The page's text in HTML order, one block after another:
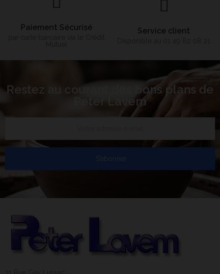
Paiement Sécurisé Service client
Restez au courant des bons plans de
Peter Lavem
S’abonner